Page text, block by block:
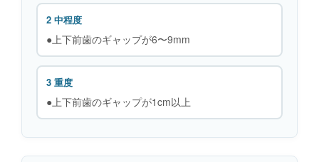
2 中程度
●上下前歯のギャップが6〜9mm
3 重度
●上下前歯のギャップが1cm以上